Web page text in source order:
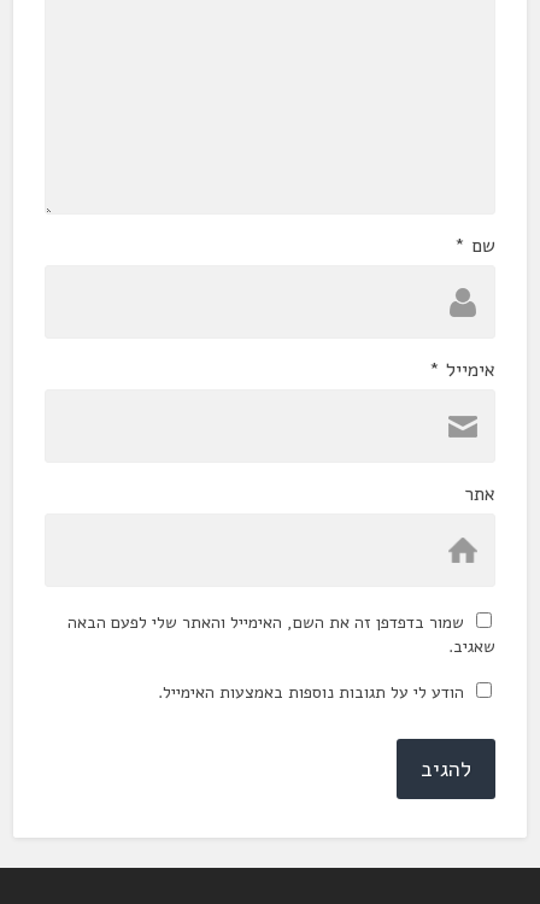
שם *
אימייל *
אתר
שמור בדפדפן זה את השם, האימייל והאתר שלי לפעם הבאה
שאגיב.
הודע לי על תגובות נוספות באמצעות האימייל.